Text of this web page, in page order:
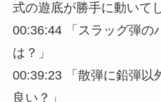
式の遊底が勝手に動いて
00:36:44 「スラッグ弾の
は？」
00:39:23 「散弾に鉛弾以
良い？」